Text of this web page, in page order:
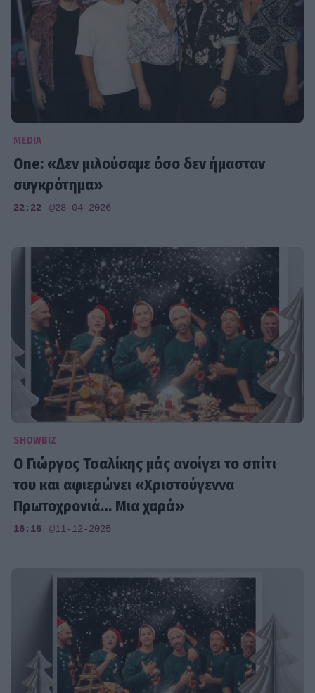
MEDIA
One: «Δεν μιλούσαμε όσο δεν ήμασταν
συγκρότημα»
22:22 @28-04-2026
SHOWBIZ
Ο Γιώργος Τσαλίκης μάς ανοίγει το σπίτι
του και αφιερώνει «Χριστούγεννα
Πρωτοχρονιά… Μια χαρά»
16:16 @11-12-2025